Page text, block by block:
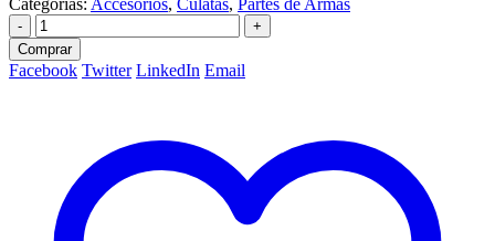
-
+
Comprar
Facebook Twitter LinkedIn Email